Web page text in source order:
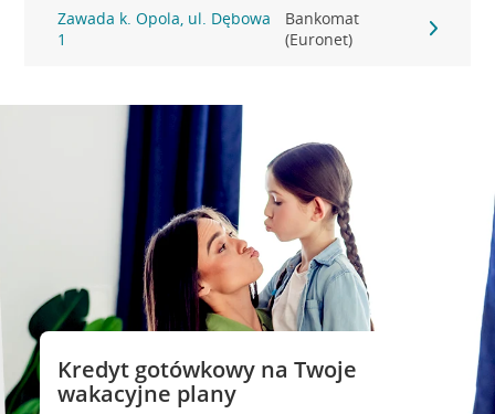
Zawada k. Opola, ul. Dębowa
1
Bankomat
(Euronet)
Kredyt gotówkowy na Twoje
wakacyjne plany